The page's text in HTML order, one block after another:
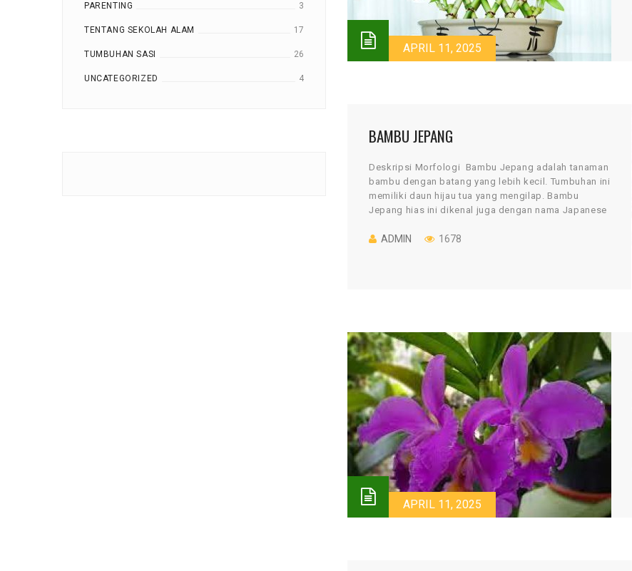
PARENTING 3
TENTANG SEKOLAH ALAM 17
TUMBUHAN SASI 26
UNCATEGORIZED 4
APRIL 11, 2025
BAMBU JEPANG
Deskripsi Morfologi Bambu Jepang adalah tanaman
bambu dengan batang yang lebih kecil. Tumbuhan ini
memiliki daun hijau tua yang mengilap. Bambu
Jepang hias ini dikenal juga dengan nama Japanese
ADMIN 1678
APRIL 11, 2025